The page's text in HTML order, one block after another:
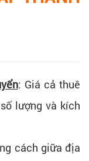
: Giá cả thuê
lượng và kích
cách giữa địa